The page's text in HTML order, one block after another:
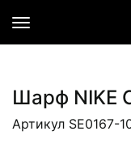
Шарф NIKE
Артикул SE0167-